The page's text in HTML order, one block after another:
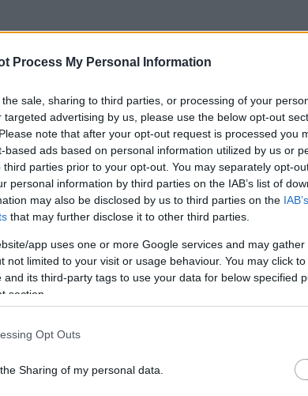
Process My Personal Information
sale, sharing to third parties, or processing of your
advertising by us, please use the below opt-out
note that after your opt-out request is processed you
based ads based on personal information utilized by us or
third parties prior to your opt-out. You may separately opt-
personal information by third parties on the IAB’s list of
may also be disclosed by us to third parties on the
that may further disclose it to other third parties.
app uses one or more Google services and may
not limited to your visit or usage behaviour. You may click
and its third-party tags to use your data for below specified
section.
Opt Outs
Sharing of my personal data.
Please login to